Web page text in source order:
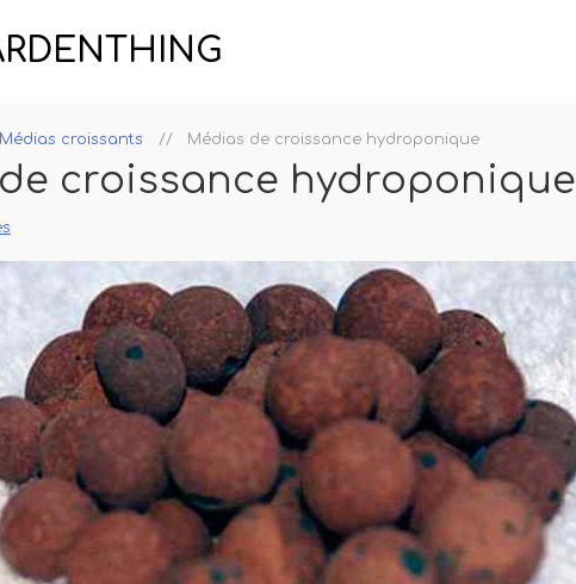
Médias croissants Médias de croissance hydroponique
croissance hydroponique